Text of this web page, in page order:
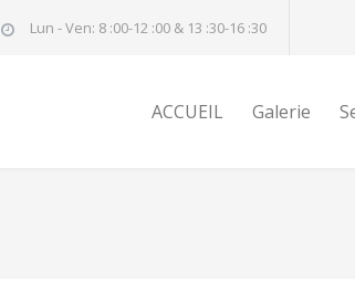
Lun - Ven: 8 :00-12 :00 & 13 :30-16 :30
ACCUEIL Galerie